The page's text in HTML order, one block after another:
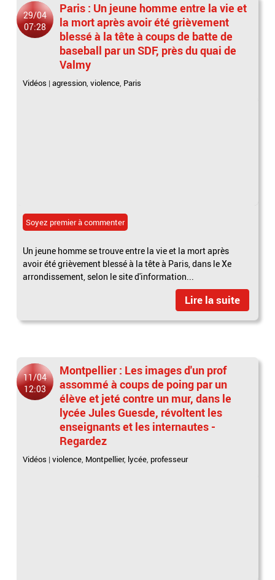
29/04
07:28
Paris : Un jeune homme entre la vie et
la mort après avoir été grièvement
blessé à la tête à coups de batte de
baseball par un SDF, près du quai de
Valmy
Vidéos |agression,violence, Paris
Soyez premier à commenter
Un jeune homme se trouve entre la vie et la mort après
avoir été grièvement blessé à la tête à Paris, dans le Xe
arrondissement, selon le site d'information...
Lire la suite
11/04
12:03
Montpellier : Les images d'un prof
assommé à coups de poing par un
élève et jeté contre un mur, dans le
lycée Jules Guesde, révoltent les
enseignants et les internautes -
Regardez
Vidéos |violence, Montpellier, lycée, professeur